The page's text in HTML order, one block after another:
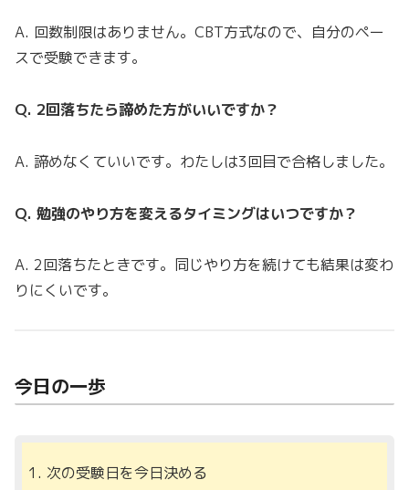
A. 回数制限はありません。CBT方式なので、自分のペー
スで受験できます。
Q. 2回落ちたら諦めた方がいいですか？
A. 諦めなくていいです。わたしは3回目で合格しました。
Q. 勉強のやり方を変えるタイミングはいつですか？
A. 2回落ちたときです。同じやり方を続けても結果は変わ
りにくいです。
今日の一歩
次の受験日を今日決める